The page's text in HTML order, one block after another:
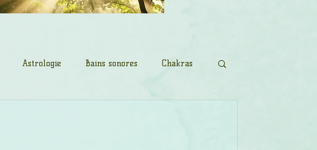
Astrologie Bains sonores Chakras